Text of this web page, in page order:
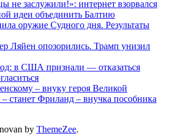
не заслужили!»: интернет взорвался
идеи объединить Балтию
оружие Судного дня. Результаты
Ляйен опозорились. Трамп унизил
в США признали — отказаться
– внуку героя Великой
станет Фриланд – внучка пособника
by ThemeZee.